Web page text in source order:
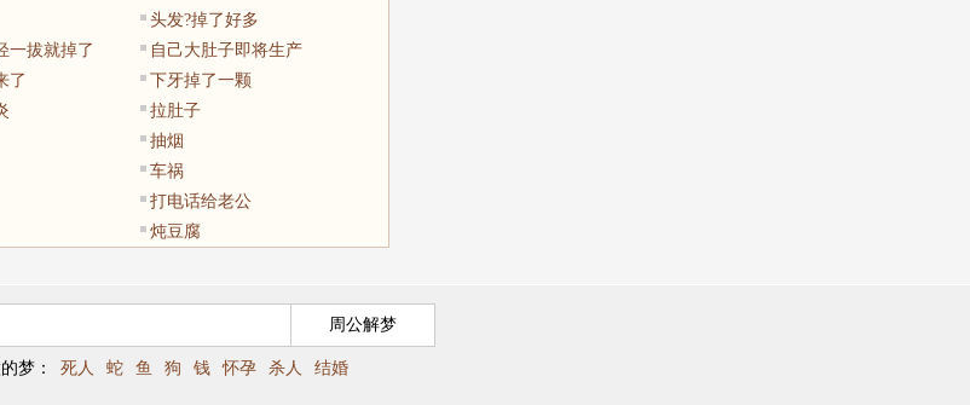
头发?掉了好多
一拔就掉了
自己大肚子即将生产
了
下牙掉了一颗
拉肚子
抽烟
车祸
打电话给老公
炖豆腐
梦： 死人 蛇 鱼 狗 钱 怀孕 杀人 结婚